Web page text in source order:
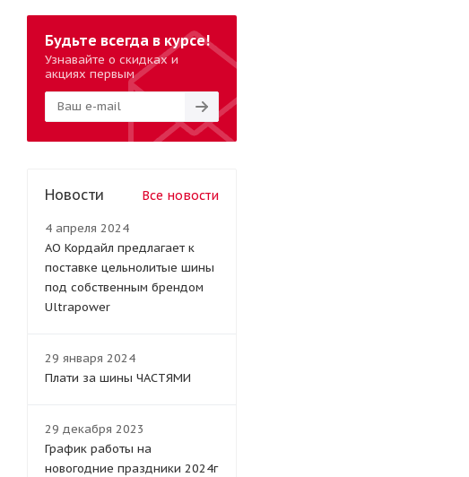
Будьте всегда в курсе!
Узнавайте о скидках и
акциях первым
Новости Все новости
4 апреля 2024
АО Кордайл предлагает к
поставке цельнолитые шины
под собственным брендом
Ultrapower
29 января 2024
Плати за шины ЧАСТЯМИ
29 декабря 2023
График работы на
новогодние праздники 2024г